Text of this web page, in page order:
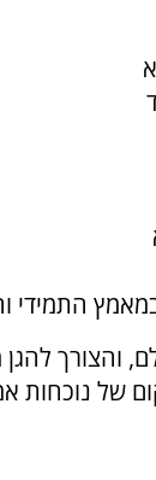
התמידי
והצורך
של נוכחות